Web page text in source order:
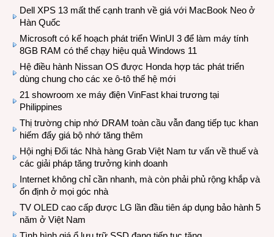
Dell XPS 13 mất thế cạnh tranh về giá với MacBook Neo ở
Hàn Quốc
Microsoft có kế hoạch phát triển WinUI 3 để làm máy tính
8GB RAM có thể chạy hiệu quả Windows 11
Hệ điều hành Nissan OS được Honda hợp tác phát triển
dùng chung cho các xe ô-tô thế hệ mới
21 showroom xe máy điện VinFast khai trương tại
Philippines
Thị trường chip nhớ DRAM toàn cầu vẫn đang tiếp tục khan
hiếm đẩy giá bộ nhớ tăng thêm
Hội nghị Đối tác Nhà hàng Grab Việt Nam tư vấn về thuế và
các giải pháp tăng trưởng kinh doanh
Internet không chỉ cần nhanh, mà còn phải phủ rộng khắp và
ổn định ở mọi góc nhà
TV OLED cao cấp được LG lần đầu tiên áp dụng bảo hành 5
năm ở Việt Nam